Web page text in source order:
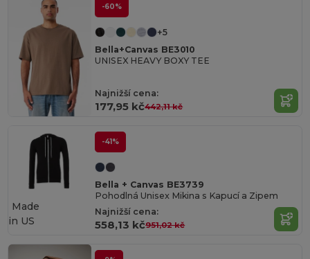
-60%
+5
Bella+Canvas BE3010
UNISEX HEAVY BOXY TEE
Najnižší cena:
177,95 kč442,11 kč
-41%
Bella + Canvas BE3739
Pohodlná Unisex Mikina s Kapucí a Zipem
Najnižší cena:
558,13 kč951,02 kč
Made
in US